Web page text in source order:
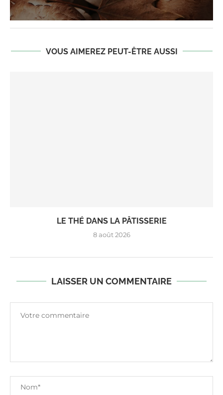
VOUS AIMEREZ PEUT-ÊTRE AUSSI
LE THÉ DANS LA PÂTISSERIE
8 août 2026
LAISSER UN COMMENTAIRE